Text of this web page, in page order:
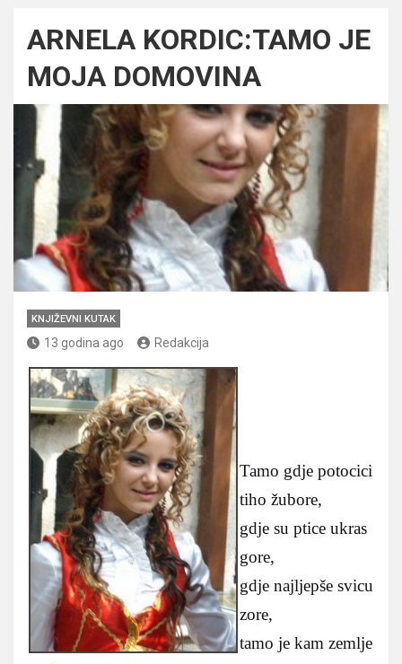
ARNELA KORDIC:TAMO JE
MOJA DOMOVINA
KNJIŽEVNI KUTAK
13 godina ago Redakcija
Tamo gdje potocici
tiho žubore,
gdje su ptice ukras
gore,
gdje najljepše svicu
zore,
tamo je kam zemlje